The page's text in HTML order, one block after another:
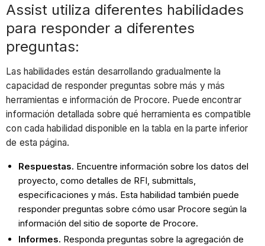
Assist utiliza diferentes habilidades
para responder a diferentes
preguntas:
Las habilidades están desarrollando gradualmente la
capacidad de responder preguntas sobre más y más
herramientas e información de Procore. Puede encontrar
información detallada sobre qué herramienta es compatible
con cada habilidad disponible en la tabla en la parte inferior
de esta página.
Respuestas. Encuentre información sobre los datos del
proyecto, como detalles de RFI, submittals,
especificaciones y más. Esta habilidad también puede
responder preguntas sobre cómo usar Procore según la
información del sitio de soporte de Procore.
Informes. Responda preguntas sobre la agregación de